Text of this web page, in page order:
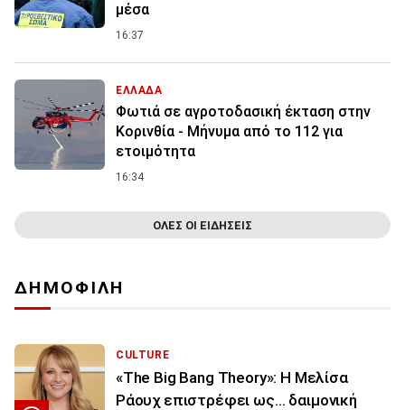
μέσα
16:37
ΕΛΛΑΔΑ
Φωτιά σε αγροτοδασική έκταση στην
Κορινθία - Μήνυμα από το 112 για
ετοιμότητα
16:34
ΟΛΕΣ ΟΙ ΕΙΔΗΣΕΙΣ
ΔΗΜΟΦΙΛΗ
CULTURE
«The Big Bang Theory»: Η Μελίσα
Ράουχ επιστρέφει ως… δαιμονική